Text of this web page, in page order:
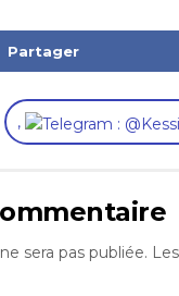
Partager
,
sera pas publiée.